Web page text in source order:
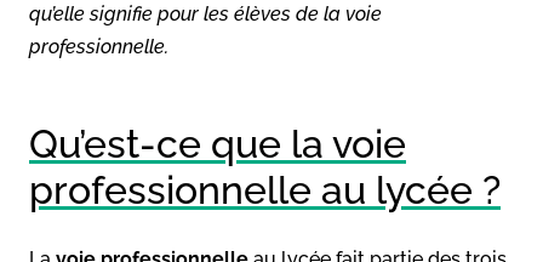
qu’elle signifie pour les élèves de la voie
professionnelle.
Qu’est-ce que la voie
professionnelle au lycée ?